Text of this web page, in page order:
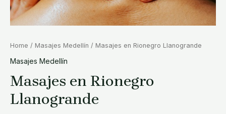
Home / Masajes Medellín / Masajes en Rionegro Llanogrande
Masajes Medellín
Masajes en Rionegro
Llanogrande